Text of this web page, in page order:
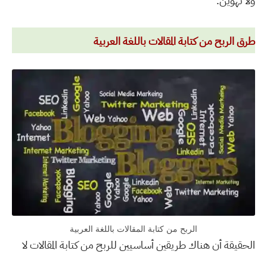
طرق الربح من كتابة المقالات باللغة العربية
الربح من كتابة المقالات باللغة العربية
الحقيقة أن هناك طريقين أساسيين للربح من كتابة المقالات لا